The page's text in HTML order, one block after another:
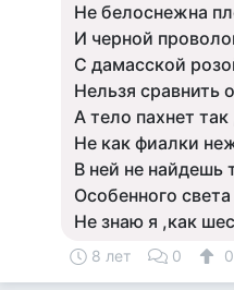
Не белоснежна
И черной
С дамасской
Нельзя сравнить
А тело пахнет
Не как фиалки
В ней не найдешь
Особенного
Не знаю я ,как
8 лет 0 0